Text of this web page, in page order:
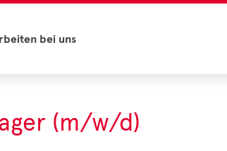
bei uns
(m/w/d)